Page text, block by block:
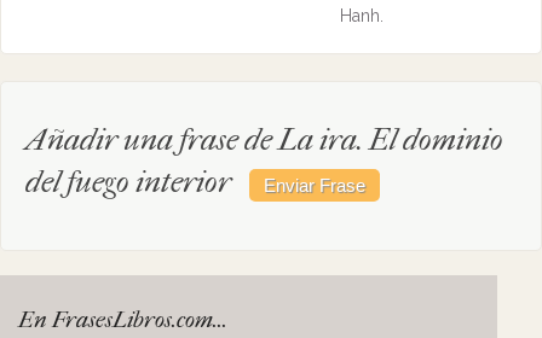
Hanh.
Añadir una frase de La ira. El dominio
del fuego interior
En FrasesLibros.com...